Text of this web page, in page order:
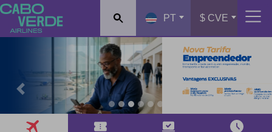
PT $ CVE
Previous Next